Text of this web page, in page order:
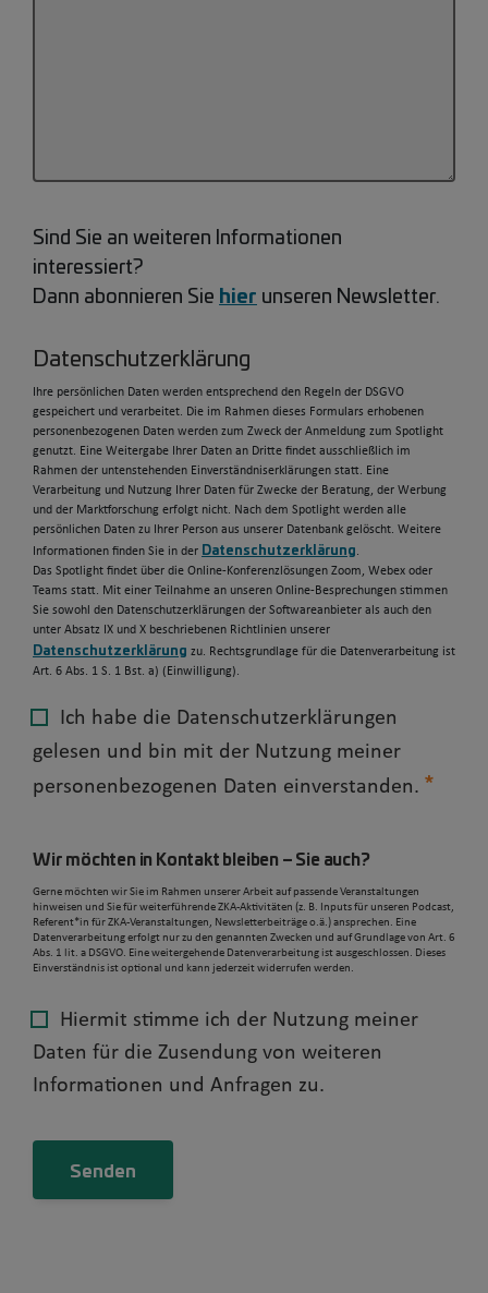
Sind Sie an weiteren Informationen
interessiert?
Dann abonnieren Sie hier unseren Newsletter.
Datenschutzerklärung
Ihre persönlichen Daten werden entsprechend den Regeln der DSGVO
gespeichert und verarbeitet. Die im Rahmen dieses Formulars erhobenen
personenbezogenen Daten werden zum Zweck der Anmeldung zum Spotlight
genutzt. Eine Weitergabe Ihrer Daten an Dritte findet ausschließlich im
Rahmen der untenstehenden Einverständniserklärungen statt. Eine
Verarbeitung und Nutzung Ihrer Daten für Zwecke der Beratung, der Werbung
und der Marktforschung erfolgt nicht. Nach dem Spotlight werden alle
persönlichen Daten zu Ihrer Person aus unserer Datenbank gelöscht. Weitere
Informationen finden Sie in der Datenschutzerklärung.
Das Spotlight findet über die Online-Konferenzlösungen Zoom, Webex oder
Teams statt. Mit einer Teilnahme an unseren Online-Besprechungen stimmen
Sie sowohl den Datenschutzerklärungen der Softwareanbieter als auch den
unter Absatz IX und X beschriebenen Richtlinien unserer
Datenschutzerklärung zu. Rechtsgrundlage für die Datenverarbeitung ist
Art. 6 Abs. 1 S. 1 Bst. a) (Einwilligung).
Ich habe die Datenschutzerklärungen
gelesen und bin mit der Nutzung meiner
personenbezogenen Daten einverstanden.
Wir möchten in Kontakt bleiben – Sie auch?
Gerne möchten wir Sie im Rahmen unserer Arbeit auf passende Veranstaltungen
hinweisen und Sie für weiterführende ZKA-Aktivitäten (z. B. Inputs für unseren Podcast,
Referent*in für ZKA-Veranstaltungen, Newsletterbeiträge o.ä.) ansprechen. Eine
Datenverarbeitung erfolgt nur zu den genannten Zwecken und auf Grundlage von Art. 6
Abs. 1 lit. a DSGVO. Eine weitergehende Datenverarbeitung ist ausgeschlossen. Dieses
Einverständnis ist optional und kann jederzeit widerrufen werden.
Hiermit stimme ich der Nutzung meiner
Daten für die Zusendung von weiteren
Informationen und Anfragen zu.